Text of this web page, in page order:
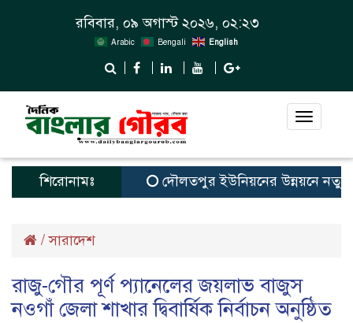
রবিবার, ০৯ অগাস্ট ২০২৬, ০২:২৩
Arabic Bengali English
Toggle
শিরোনামঃ দৌলতপুর ইউনিয়নের উন্নয়নে নতুন
/সারাদেশ
রাজু-গৌর পূর্ণ প্যানেলের জয়লাভ বাজুস
নওগাঁ জেলা শাখার দ্বিবার্ষিক নির্বাচন অনুষ্ঠিত